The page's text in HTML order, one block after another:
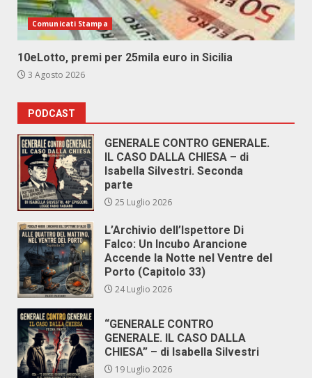
Comunicati Stampa
10eLotto, premi per 25mila euro in Sicilia
3 Agosto 2026
PODCAST
GENERALE CONTRO GENERALE.
IL CASO DALLA CHIESA – di
Isabella Silvestri. Seconda
parte
25 Luglio 2026
L’Archivio dell’Ispettore Di
Falco: Un Incubo Arancione
Accende la Notte nel Ventre del
Porto (Capitolo 33)
24 Luglio 2026
“GENERALE CONTRO
GENERALE. IL CASO DALLA
CHIESA” – di Isabella Silvestri
19 Luglio 2026